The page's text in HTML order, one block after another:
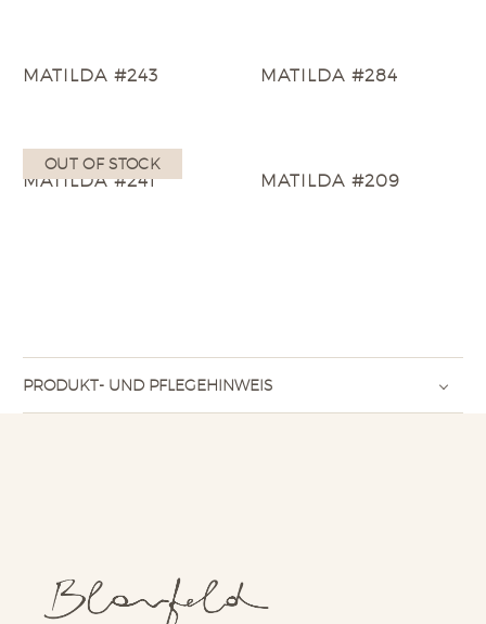
MATILDA #243 MATILDA #284
OUT OF STOCK
MATILDA #241 MATILDA #209
PRODUKT- UND PFLEGEHINWEIS